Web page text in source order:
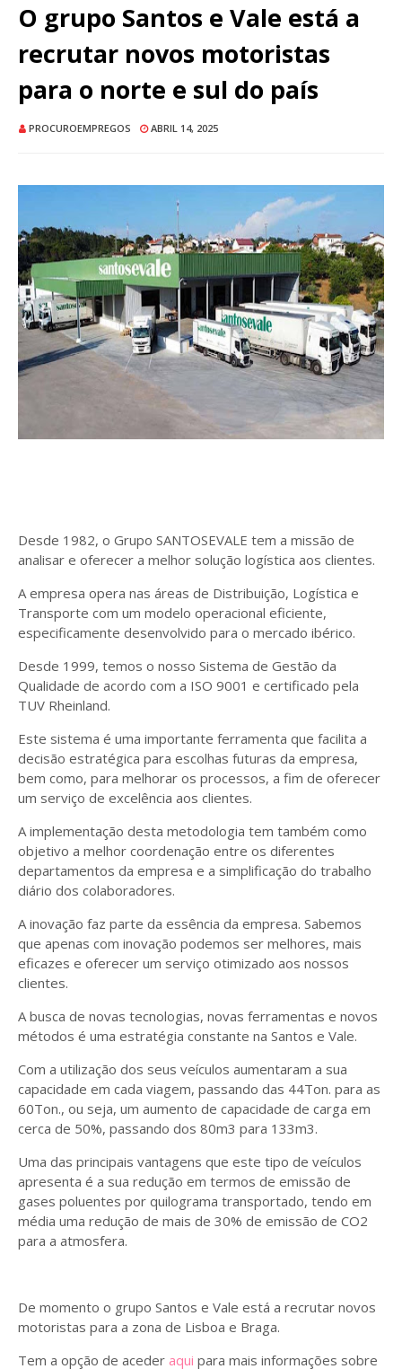
O grupo Santos e Vale está a
recrutar novos motoristas
para o norte e sul do país
PROCUROEMPREGOS ABRIL 14, 2025
Desde 1982, o Grupo SANTOSEVALE tem a missão de
analisar e oferecer a melhor solução logística aos clientes.
A empresa opera nas áreas de Distribuição, Logística e
Transporte com um modelo operacional eficiente,
especificamente desenvolvido para o mercado ibérico.
Desde 1999, temos o nosso Sistema de Gestão da
Qualidade de acordo com a ISO 9001 e certificado pela
TUV Rheinland.
Este sistema é uma importante ferramenta que facilita a
decisão estratégica para escolhas futuras da empresa,
bem como, para melhorar os processos, a fim de oferecer
um serviço de excelência aos clientes.
A implementação desta metodologia tem também como
objetivo a melhor coordenação entre os diferentes
departamentos da empresa e a simplificação do trabalho
diário dos colaboradores.
A inovação faz parte da essência da empresa. Sabemos
que apenas com inovação podemos ser melhores, mais
eficazes e oferecer um serviço otimizado aos nossos
clientes.
A busca de novas tecnologias, novas ferramentas e novos
métodos é uma estratégia constante na Santos e Vale.
Com a utilização dos seus veículos aumentaram a sua
capacidade em cada viagem, passando das 44Ton. para as
60Ton., ou seja, um aumento de capacidade de carga em
cerca de 50%, passando dos 80m3 para 133m3.
Uma das principais vantagens que este tipo de veículos
apresenta é a sua redução em termos de emissão de
gases poluentes por quilograma transportado, tendo em
média uma redução de mais de 30% de emissão de CO2
para a atmosfera.
De momento o grupo Santos e Vale está a recrutar novos
motoristas para a zona de Lisboa e Braga.
Tem a opção de aceder aqui para mais informações sobre